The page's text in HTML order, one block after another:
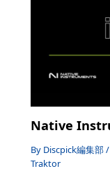
Native
By Discpick編集部
Traktor